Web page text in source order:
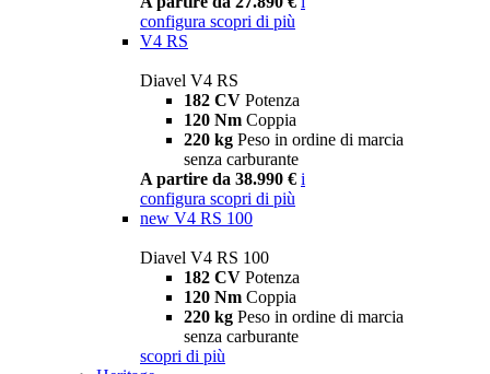
configura scopri di più
V4 RS
Diavel V4 RS
182 CV Potenza
120 Nm Coppia
220 kg Peso in ordine di marcia
senza carburante
A partire da 38.990 € i
configura scopri di più
new V4 RS 100
Diavel V4 RS 100
182 CV Potenza
120 Nm Coppia
220 kg Peso in ordine di marcia
senza carburante
scopri di più